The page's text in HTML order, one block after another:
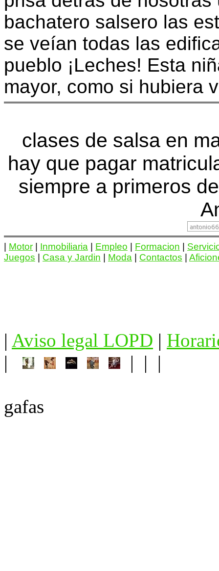
bachatero salsero las
se veían todas las
pueblo ¡Leches! Esta
mayor, como si hubiera
clases de salsa en
hay que pagar
siempre a primeros
Motor Inmobiliaria Empleo Formacion
Juegos
Casa y Jardin Moda Contactos
| Aviso legal LOPD |
|
| | |
gafas